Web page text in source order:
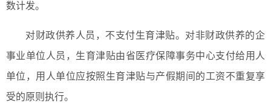
数计发。
对财政供养人员，不支付生育津贴。对非财政供养的企
事业单位人员，生育津贴由省医疗保障事务中心支付给用人
单位，用人单位应按照生育津贴与产假期间的工资不重复享
受的原则执行。